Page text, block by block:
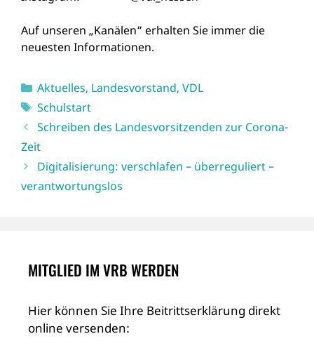
Auf unseren „Kanälen“ erhalten Sie immer die
neuesten Informationen.
Kategorien
Aktuelles, Landesvorstand, VDL
Schlagwörter
Schulstart
Schreiben des Landesvorsitzenden zur Corona-
Zeit
Digitalisierung: verschlafen – überreguliert –
verantwortungslos
MITGLIED IM VRB WERDEN
Hier können Sie Ihre Beitrittserklärung direkt
online versenden: